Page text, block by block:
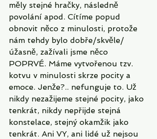
měly stejné hračky, následně
povolání apod. Cítíme popud
obnovit něco z minulosti, protože
nám tehdy bylo dobře/skvěle/
úžasně, zažívali jsme něco
POPRVÉ. Máme vytvořenou tzv.
kotvu v minulosti skrze pocity a
emoce. Jenže?.. nefunguje to. Už
nikdy nezažijeme stejné pocity, jako
tenkrát, nikdy nepřijde stejná
konstelace, stejný okamžik jako
tenkrát. Ani VY, ani lidé už nejsou